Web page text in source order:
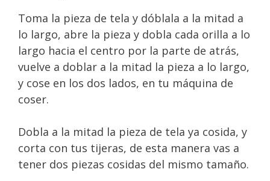
Toma la pieza de tela y dóblala a la mitad a
lo largo, abre la pieza y dobla cada orilla a lo
largo hacia el centro por la parte de atrás,
vuelve a doblar a la mitad la pieza a lo largo,
y cose en los dos lados, en tu máquina de
coser.
Dobla a la mitad la pieza de tela ya cosida, y
corta con tus tijeras, de esta manera vas a
tener dos piezas cosidas del mismo tamaño.